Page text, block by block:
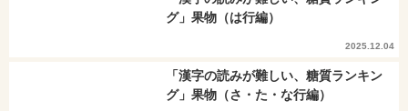
グ」果物（は行編）
2025.12.04
「漢字の読みが難しい、糖質ランキン
グ」果物（さ・た・な行編）